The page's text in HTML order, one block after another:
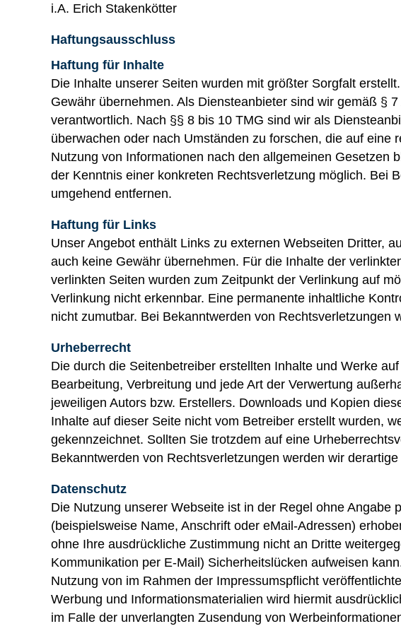
i.A. Erich Stakenkötter
Haftungsausschluss
Haftung für Inhalte
Die Inhalte unserer Seiten wurden mit größter Sorgfalt
Gewähr übernehmen. Als Diensteanbieter sind wir gemäß §
verantwortlich. Nach §§ 8 bis 10 TMG sind wir als
überwachen oder nach Umständen zu forschen, die auf
Nutzung von Informationen nach den allgemeinen Gesetzen
der Kenntnis einer konkreten Rechtsverletzung möglich. Bei
umgehend entfernen.
Haftung für Links
Unser Angebot enthält Links zu externen Webseiten Dritter,
auch keine Gewähr übernehmen. Für die Inhalte der
verlinkten Seiten wurden zum Zeitpunkt der Verlinkung auf
Verlinkung nicht erkennbar. Eine permanente inhaltliche
nicht zumutbar. Bei Bekanntwerden von Rechtsverletzungen
Urheberrecht
Die durch die Seitenbetreiber erstellten Inhalte und Werke
Bearbeitung, Verbreitung und jede Art der Verwertung
jeweiligen Autors bzw. Erstellers. Downloads und Kopien
Inhalte auf dieser Seite nicht vom Betreiber erstellt wurden,
gekennzeichnet. Sollten Sie trotzdem auf eine
Bekanntwerden von Rechtsverletzungen werden wir
Datenschutz
Die Nutzung unserer Webseite ist in der Regel ohne
(beispielsweise Name, Anschrift oder eMail-Adressen)
ohne Ihre ausdrückliche Zustimmung nicht an Dritte
Kommunikation per E-Mail) Sicherheitslücken aufweisen
Nutzung von im Rahmen der Impressumspflicht
Werbung und Informationsmaterialien wird hiermit
im Falle der unverlangten Zusendung von